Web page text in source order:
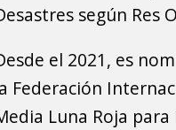
según Res
el 2021, es
Federación
Luna Roja